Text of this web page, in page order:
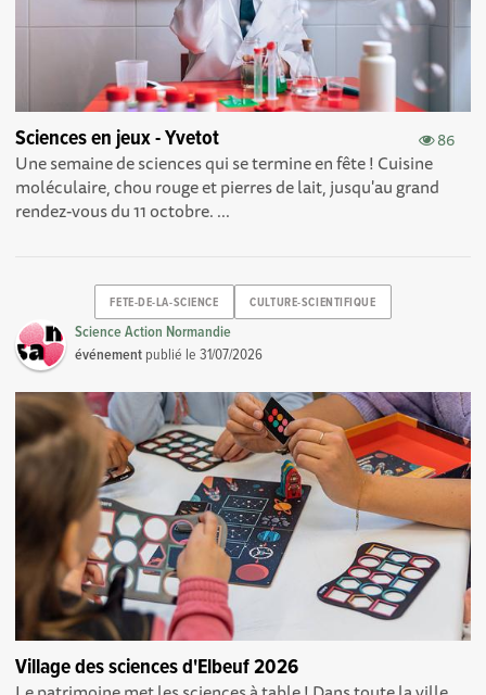
86
Sciences en jeux - Yvetot
Une semaine de sciences qui se termine en fête ! Cuisine
moléculaire, chou rouge et pierres de lait, jusqu'au grand
rendez-vous du 11 octobre. ...
FETE-DE-LA-SCIENCE CULTURE-SCIENTIFIQUE
Science Action Normandie
événement publié le31/07/2026
Village des sciences d'Elbeuf 2026